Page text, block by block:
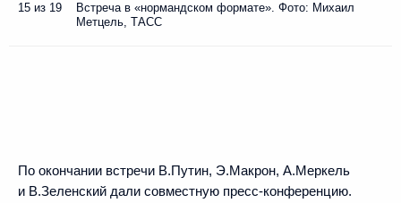
15 из 19
Встреча в «нормандском формате». Фото: Михаил
Метцель, ТАСС
По окончании встречи В.Путин, Э.Макрон, А.Меркель
и В.Зеленский дали совместную пресс-конференцию.